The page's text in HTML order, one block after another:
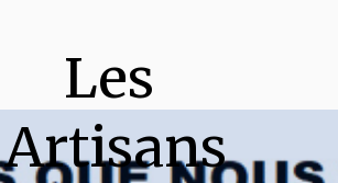
Les
Artisans